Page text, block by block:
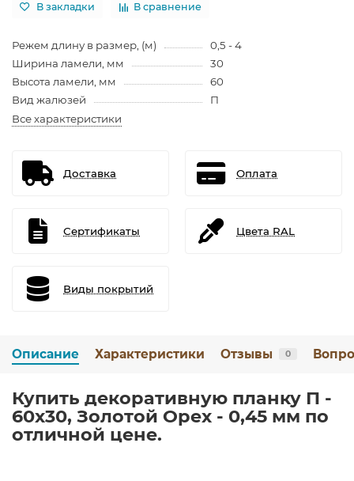
В закладки В сравнение
Режем длину в размер, (м)
0,5 - 4
Ширина ламели, мм
30
Высота ламели, мм
60
Вид жалюзей
П
Все характеристики
Доставка Оплата
Сертификаты Цвета RAL
Виды покрытий
Описание Характеристики Отзывы 0
Купить декоративную планку П -
60х30, Золотой Орех - 0,45 мм по
отличной цене.